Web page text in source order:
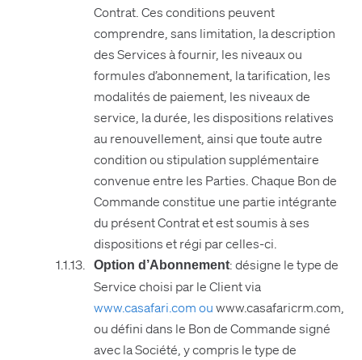
Contrat. Ces conditions peuvent
comprendre, sans limitation, la description
des Services à fournir, les niveaux ou
formules d’abonnement, la tarification, les
modalités de paiement, les niveaux de
service, la durée, les dispositions relatives
au renouvellement, ainsi que toute autre
condition ou stipulation supplémentaire
convenue entre les Parties. Chaque Bon de
Commande constitue une partie intégrante
du présent Contrat et est soumis à ses
dispositions et régi par celles-ci.
Option d’Abonnement: désigne le type de
Service choisi par le Client via
www.casafari.com ouwww.casafaricrm.com,
ou défini dans le Bon de Commande signé
avec la Société, y compris le type de